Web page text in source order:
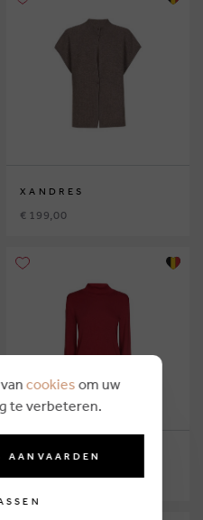
XANDRES
€ 199,00
XANDRES
€ 99,00
cookies om uw
te verbeteren.